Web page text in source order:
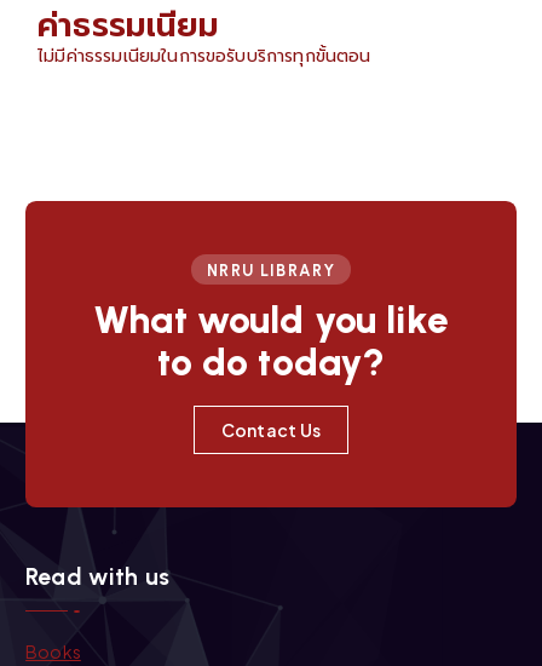
ค่าธรรมเนียม
ไม่มีค่าธรรมเนียมในการขอรับบริการทุกขั้นตอน
NRRU LIBRARY
What would you like
to do today?
Contact Us
Read with us
Books